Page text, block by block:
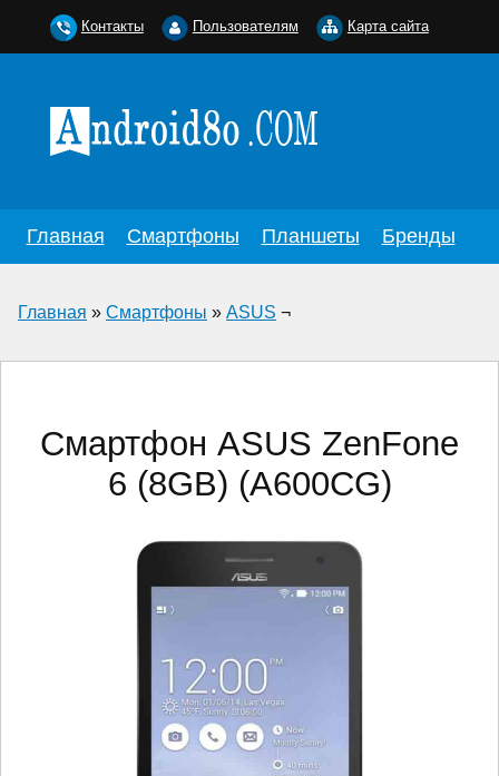
Главная Смартфоны Планшеты Бренды
Главная » Смартфоны » ASUS ¬
Смартфон ASUS ZenFone
6 (8GB) (A600CG)
Контакты Пользователям Карта сайта